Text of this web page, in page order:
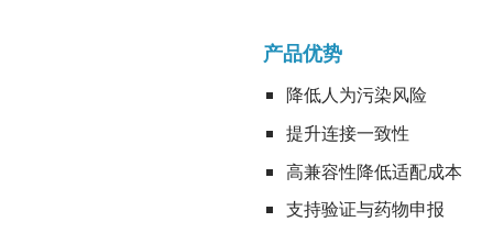
产品优势
降低人为污染风险
提升连接一致性
高兼容性降低适配成本
支持验证与药物申报